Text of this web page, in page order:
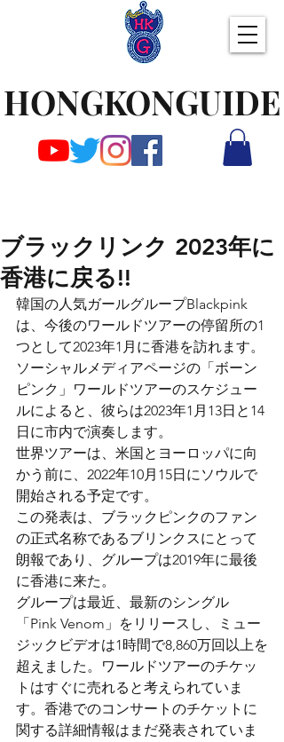
HONGKONGUIDE
ブラックリンク 2023年に
香港に戻る!!
韓国の人気ガールグループBlackpink
は、今後のワールドツアーの停留所の1
つとして2023年1月に香港を訪れます。
ソーシャルメディアページの「ボーン
ピンク」ワールドツアーのスケジュー
ルによると、彼らは2023年1月13日と14
日に市内で演奏します。
世界ツアーは、米国とヨーロッパに向
かう前に、2022年10月15日にソウルで
開始される予定です。
この発表は、ブラックピンクのファン
の正式名称であるブリンクスにとって
朗報であり、グループは2019年に最後
に香港に来た。
グループは最近、最新のシングル
「Pink Venom」をリリースし、ミュー
ジックビデオは1時間で8,860万回以上を
超えました。ワールドツアーのチケッ
トはすぐに売れると考えられていま
す。香港でのコンサートのチケットに
関する詳細情報はまだ発表されていま